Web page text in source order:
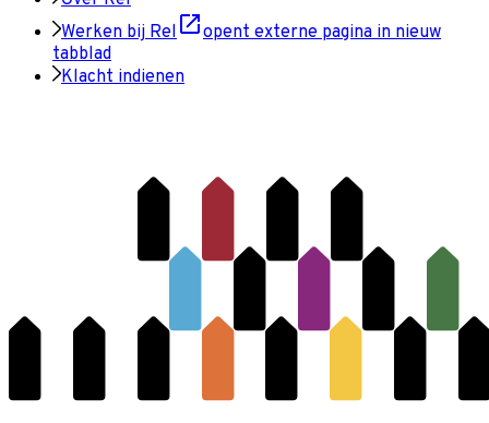
Werken bij Rel
opent externe pagina in nieuw
tabblad
Klacht indienen